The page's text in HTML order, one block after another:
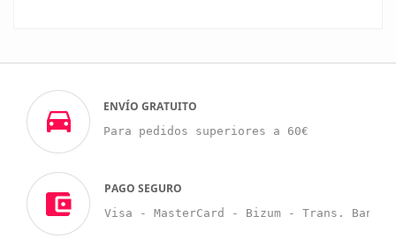
ENVÍO GRATUITO
Para pedidos superiores a 60€
PAGO SEGURO
Visa - MasterCard - Bizum - Trans.